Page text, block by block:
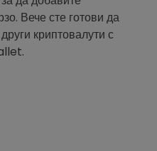
Вече сте готови да
криптовалути с